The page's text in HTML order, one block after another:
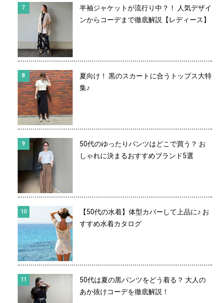
半袖ジャケットが流行り中？！ 人気デザイ
ンからコーデまで徹底解説【レディース】
夏向け！ 黒のスカートに合うトップス大特
集♪
50代のゆったりパンツはどこで買う？ お
しゃれに決まるおすすめブランド5選
【50代の水着】体型カバーして上品に♪ お
すすめ水着カタログ
50代は夏の黒パンツをどう着る？ 大人の
あか抜けコーデを徹底解説！